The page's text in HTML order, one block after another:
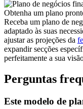
Obtenha um plano
Receba um plano de
adaptado às suas
ajustar as projeções da
expandir secções
perfeitamente a sua
Perguntas
Este modelo de